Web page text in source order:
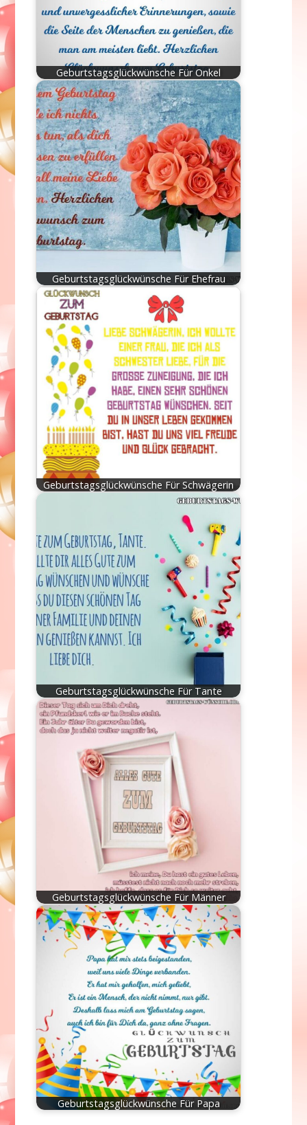
Geburtstagsglückwünsche Für Onkel
Geburtstagsglückwünsche Für Ehefrau
Geburtstagsglückwünsche Für Schwägerin
Geburtstagsglückwünsche Für Tante
Geburtstagsglückwünsche Für Männer
Geburtstagsglückwünsche Für Papa